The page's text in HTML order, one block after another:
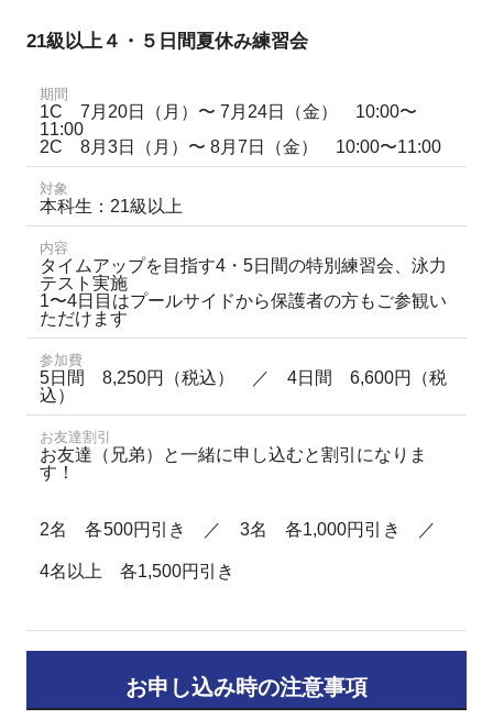
21級以上４・５日間夏休み練習会
期間
1C 7月20日（月）〜 7月24日（金） 10:00〜
11:00
2C 8月3日（月）〜 8月7日（金） 10:00〜11:00
対象
本科生：21級以上
内容
タイムアップを目指す4・5日間の特別練習会、泳力
テスト実施
1〜4日目はプールサイドから保護者の方もご参観い
ただけます
参加費
5日間 8,250円（税込） ／ 4日間 6,600円（税
込）
お友達割引
お友達（兄弟）と一緒に申し込むと割引になりま
す！
2名 各500円引き ／ 3名 各1,000円引き ／
4名以上 各1,500円引き
お申し込み時の注意事項